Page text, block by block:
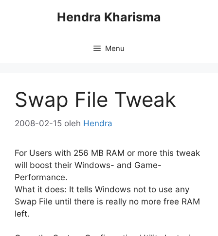
Hendra Kharisma
Menu
Swap File Tweak
2008-02-15 oleh Hendra
For Users with 256 MB RAM or more this tweak
will boost their Windows- and Game-
Performance.
What it does: It tells Windows not to use any
Swap File until there is really no more free RAM
left.